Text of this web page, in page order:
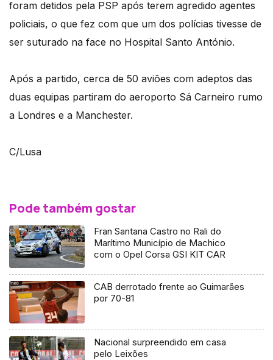
foram detidos pela PSP após terem agredido agentes
policiais, o que fez com que um dos polícias tivesse de
ser suturado na face no Hospital Santo António.
Após a partido, cerca de 50 aviões com adeptos das
duas equipas partiram do aeroporto Sá Carneiro rumo
a Londres e a Manchester.
C/Lusa
Pode também gostar
Fran Santana Castro no Rali do
Marítimo Município de Machico
com o Opel Corsa GSI KIT CAR
CAB derrotado frente ao Guimarães
por 70-81
Nacional surpreendido em casa
pelo Leixões